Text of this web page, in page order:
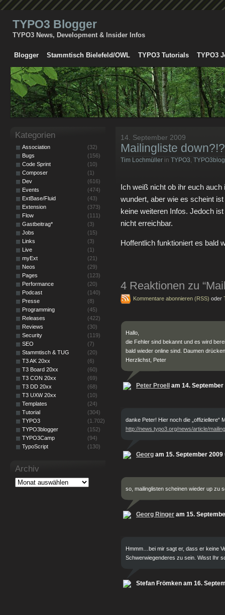
TYPO3 Blogger
TYPO3 News, Development & Insider Infos
Blogger Stammtisch Bielefeld/OWL TYPO3 Tutorials TYPO3
14. September 2009
Mailingliste down?!?
Tim Lochmüller in TYPO3,
Ich weiß nicht ob ihr euch
wundert, aber wie es scheint
keine weiteren Infos. Jedoch
nicht erreichbar.
Hoffentlich funktioniert es bald
4 Reaktionen zu
Kommentare abonnieren (RSS) oder
Hallo,
die Fehler sind bekannt und es wird
bald wieder online sind. Daumen
Herzlichst, Peter
Peter Proell am 14.
danke Peter! Hier noch die „offiziellere“
http://news.typo3.org/news/article/
Georg am 15. September 2009
so, mailinglisten scheinen wieder up zu
Georg Ringer am 15.
Hmmm…bei mir sagt er, dass er keine
Schwerwiegenderes zu sein. Wisst Ihr
Stefan Frömken am 16.
Kategorien
Association
(32)
Bugs
(156)
Code Sprint
(10)
Composer
(1)
Dev
(616)
Events
(474)
ExtBase/Fluid
(43)
Extension
(373)
Flow
(111)
Gastbeitrag*
(3)
Jobs
(15)
Links
(3)
Live
(1)
myExt
(21)
Neos
(29)
Pages
(123)
Performance
(20)
Podcast
(140)
Presse
(8)
Programming
(45)
Releases
(422)
Reviews
(30)
Security
(119)
SEO
(7)
Stammtisch & TUG
(20)
T3 AK 20xx
(6)
T3 Board 20xx
(60)
T3 CON 20xx
(69)
T3 DD 20xx
(68)
T3 UXW 20xx
(10)
Templates
(24)
Tutorial
(304)
TYPO3
(1.702)
TYPO3blogger
(152)
TYPO3Camp
(94)
TypoScript
(130)
Archiv